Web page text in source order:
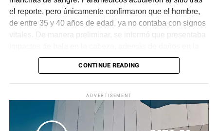
el reporte, pero únicamente confirmaron que el hombre,
de entre 35 y 40 años de edad, ya no contaba con signos
vitales. De manera preliminar, se informó que presentaba
puerta del lado del conductor.
realizaron las diligencias correspondientes y el
levantamiento del cuerpo. Hasta el momento no se
cuenta con información sobre los agresores, y el cadáver
CONTINUE READING
ADVERTISEMENT